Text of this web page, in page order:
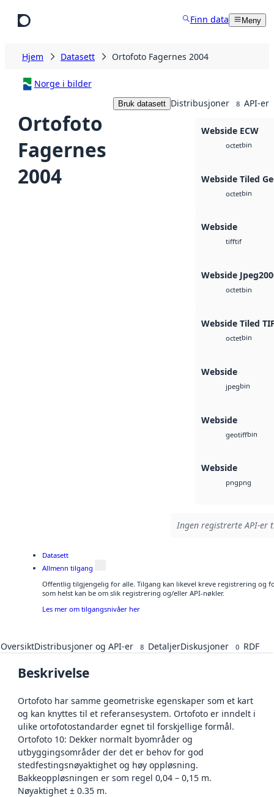
Finn data Meny
Hjem Datasett Ortofoto Fagernes 2004
Norge i bilder
Ortofoto
Fagernes
2004
Bruk datasett Distribusjoner 8 API-er
Webside ECW
octetbin
Webside Tiled
octetbin
Webside
tifftif
Webside
octetbin
Webside Tiled
octetbin
Webside
jpegbin
Webside
geotiffbin
Webside
pngpng
Ingen registrerte API-er
Datasett
Allmenn tilgang
Offentlig tilgjengelig for alle. Tilgang kan likevel kreve registrering og
som helst kan be om slik registrering og/eller API-nøkler.
Les mer om tilgangsnivåer her
OversiktDistribusjoner og API-er 8 DetaljerDiskusjoner 0 RDF
Beskrivelse
Ortofoto har samme geometriske egenskaper som et kart
og kan knyttes til et referansesystem. Ortofoto er inndelt i
ulike ortofotostandarder egnet til forskjellige formål.
Ortofoto 10: Dekker normalt byområder og
utbyggingsområder der det er behov for god
stedfestingsnøyaktighet og høy oppløsning.
Bakkeoppløsningen er som regel 0,04 – 0,15 m.
Nøyaktighet ± 0.35 m.